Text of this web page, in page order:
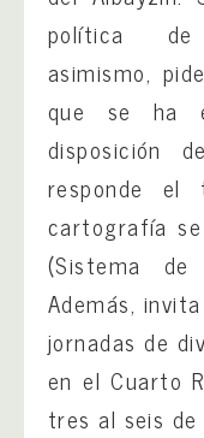
política de
asimismo,
que se ha
disposición
responde el
cartografía
(Sistema de
Además,
jornadas de
en el Cuarto
tres al seis de